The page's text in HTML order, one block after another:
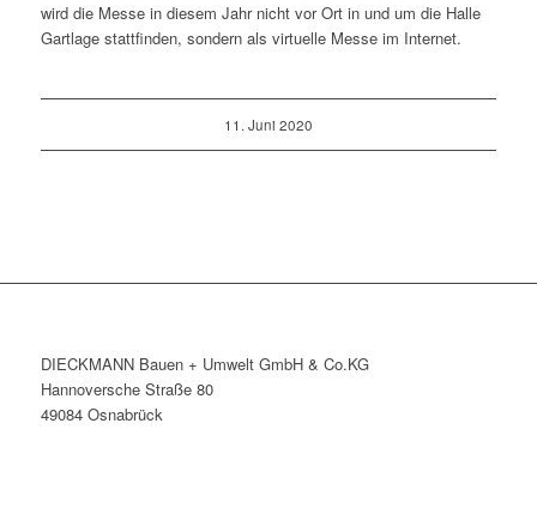
wird die Messe in diesem Jahr nicht vor Ort in und um die Halle
Gartlage stattfinden, sondern als virtuelle Messe im Internet.
11. Juni 2020
DIECKMANN Bauen + Umwelt GmbH & Co.KG
Hannoversche Straße 80
49084 Osnabrück